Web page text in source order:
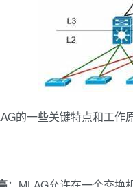
的一些关键特点和工作原